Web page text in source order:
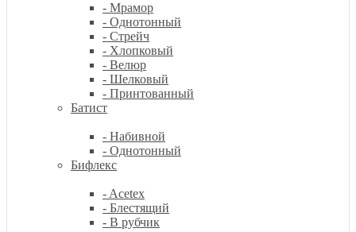
- Мрамор
- Однотонный
- Стрейч
- Хлопковый
- Велюр
- Шелковый
- Принтованный
Батист
- Набивной
- Однотонный
Бифлекс
- Acetex
- Блестящий
- В рубчик